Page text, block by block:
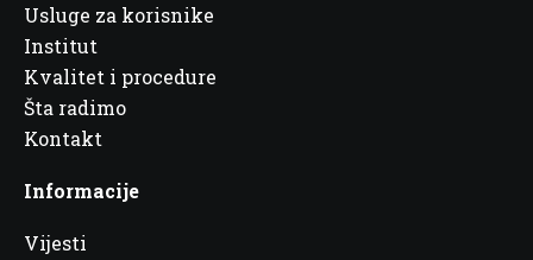
Usluge za korisnike
Institut
Kvalitet i procedure
Šta radimo
Kontakt
Informacije
Vijesti